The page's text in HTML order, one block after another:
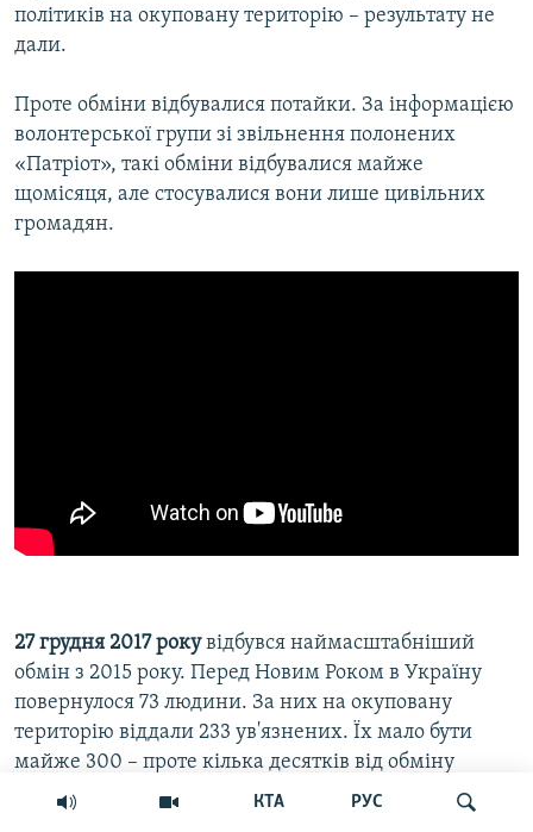
КТА РУС
політиків на окуповану територію – результату не
дали.
Проте обміни відбувалися потайки. За інформацією
волонтерської групи зі звільнення полонених
«Патріот», такі обміни відбувалися майже
щомісяця, але стосувалися вони лише цивільних
громадян.
27 грудня 2017 рокувідбувся наймасштабніший
обмін з 2015 року. Перед Новим Роком в Україну
повернулося 73 людини. За них на окуповану
територію віддали 233 ув'язнених. Їх мало бути
майже 300 – проте кілька десятків від обміну
відмовились.